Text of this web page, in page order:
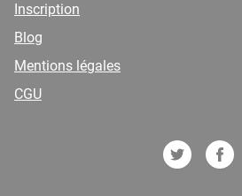
Inscription
Blog
Mentions légales
CGU